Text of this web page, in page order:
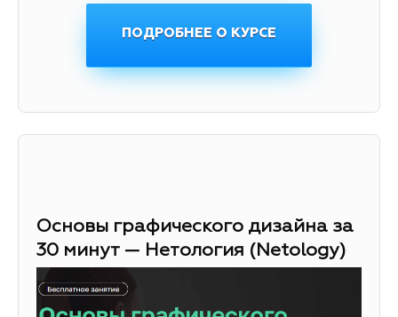
ПОДРОБНЕЕ О КУРСЕ
Основы графического дизайна за
30 минут — Нетология (Netology)